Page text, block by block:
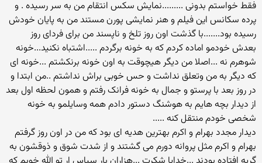
فقط خواستم بدونی .........نمایش سکس انتقام من به سر رسیده . و
پرده سکانس این فیلم و هنر نمایشی پورن مستند من به پایان خودش
رسیده بود.......با گذشت اون روز تلخ و ناپسند من برای فردای روز
بعدش خودمو اماده کردم که به خونه برگردم .....اشتباه نکنید...خونه
شوهرم نه ...اصلا من دیگر هیچوقت به اون خونه برنکشتم ...خونه ای
که دیگر به من وتعلق نداشت و حس خوبی براش نداشتم ..من ابتدا و
در روز بعد با پرستو و جمال به خونه فرانک رفتم و همون لحظه اول بعد
از دیدار بچه هایم به هوشنگ دستور دادم همه وسایلمو به خونه
شخصی خودم منتقل کنه .....
دیدار مجدد بهرام و اکرم بهترین هدیه ای بود که من در اون روز گرفتم
بهرام و اکرم مثل پروانه دورم می گشتند و از شدت شوق و ذوقشون به